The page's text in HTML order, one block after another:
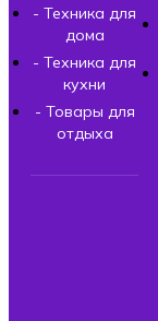
- Техника для
дома
- Техника для
кухни
- Товары для
отдыха